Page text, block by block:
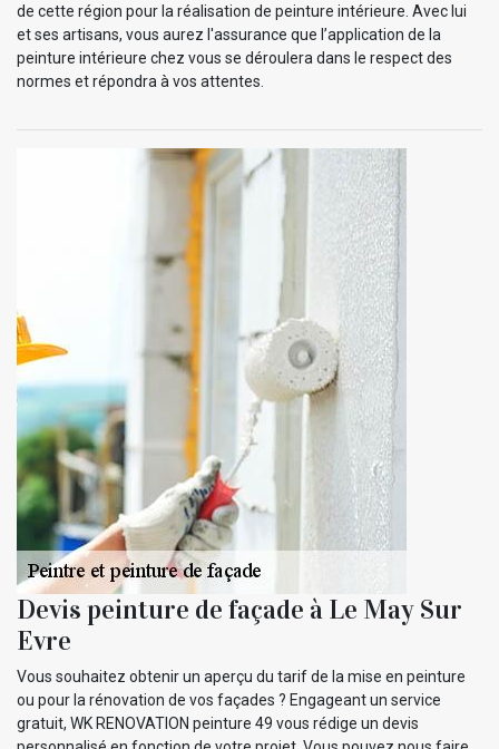
de cette région pour la réalisation de peinture intérieure. Avec lui
et ses artisans, vous aurez l'assurance que l’application de la
peinture intérieure chez vous se déroulera dans le respect des
normes et répondra à vos attentes.
Devis peinture de façade à Le May Sur
Evre
Vous souhaitez obtenir un aperçu du tarif de la mise en peinture
ou pour la rénovation de vos façades ? Engageant un service
gratuit, WK RENOVATION peinture 49 vous rédige un devis